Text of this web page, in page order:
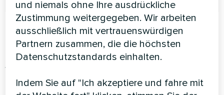
MC-
SG-
800T2
6,50 7,80 900/1100/1300 23/30/36
Vorteile der Fancoils
und niemals ohne Ihre ausdrückliche
Zustimmung weitergegeben. Wir arbeiten
ausschließlich mit vertrauenswürdigen
Partnern zusammen, die die höchsten
Datenschutzstandards einhalten.
Indem Sie auf "Ich akzeptiere und fahre mit